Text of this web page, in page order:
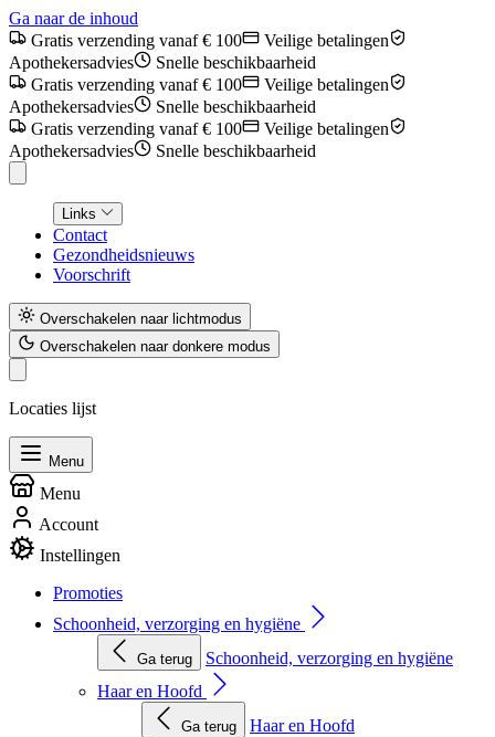
Ga naar de inhoud
Gratis verzending vanaf € 100
Veilige betalingen
Apothekersadvies
Snelle beschikbaarheid
Gratis verzending vanaf € 100
Veilige betalingen
Apothekersadvies
Snelle beschikbaarheid
Gratis verzending vanaf € 100
Veilige betalingen
Apothekersadvies
Snelle beschikbaarheid
Links
Contact
Gezondheidsnieuws
Voorschrift
Overschakelen naar lichtmodus
Overschakelen naar donkere modus
Locaties lijst
Menu
Menu
Account
Instellingen
Promoties
Schoonheid, verzorging en hygiëne
Ga terug
Schoonheid, verzorging en hygiëne
Haar en Hoofd
Ga terug
Haar en Hoofd